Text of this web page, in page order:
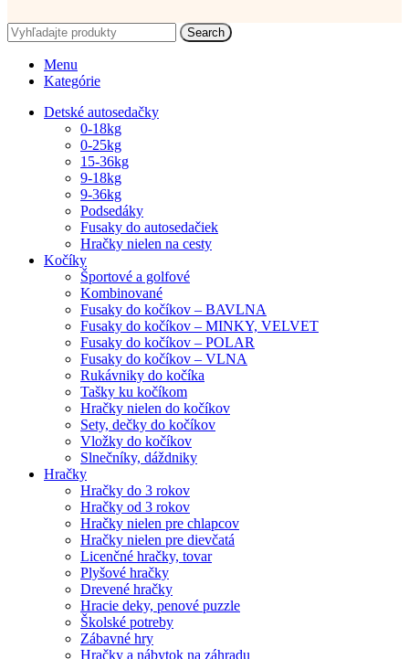
Search
Menu
Kategórie
Detské autosedačky
0-18kg
0-25kg
15-36kg
9-18kg
9-36kg
Podsedáky
Fusaky do autosedačiek
Hračky nielen na cesty
Kočíky
Športové a golfové
Kombinované
Fusaky do kočíkov – BAVLNA
Fusaky do kočíkov – MINKY, VELVET
Fusaky do kočíkov – POLAR
Fusaky do kočíkov – VLNA
Rukávniky do kočíka
Tašky ku kočíkom
Hračky nielen do kočíkov
Sety, dečky do kočíkov
Vložky do kočíkov
Slnečníky, dáždniky
Hračky
Hračky do 3 rokov
Hračky od 3 rokov
Hračky nielen pre chlapcov
Hračky nielen pre dievčatá
Licenčné hračky, tovar
Plyšové hračky
Drevené hračky
Hracie deky, penové puzzle
Školské potreby
Zábavné hry
Hračky a nábytok na záhradu